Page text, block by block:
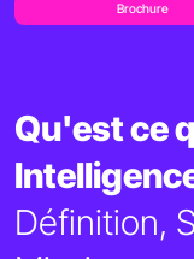
Qu'est ce
Définition,
Brochure